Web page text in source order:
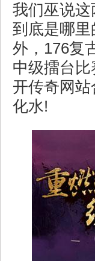
我们巫说
到底是哪
外，176复
中级擂台
开传奇网
化水!